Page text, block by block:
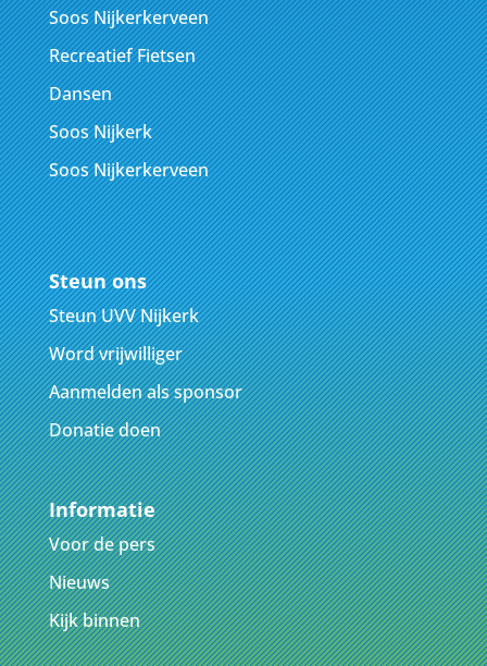
Soos Nijkerkerveen
Recreatief Fietsen
Dansen
Soos Nijkerk
Soos Nijkerkerveen
Steun ons
Steun UVV Nijkerk
Word vrijwilliger
Aanmelden als sponsor
Donatie doen
Informatie
Voor de pers
Nieuws
Kijk binnen